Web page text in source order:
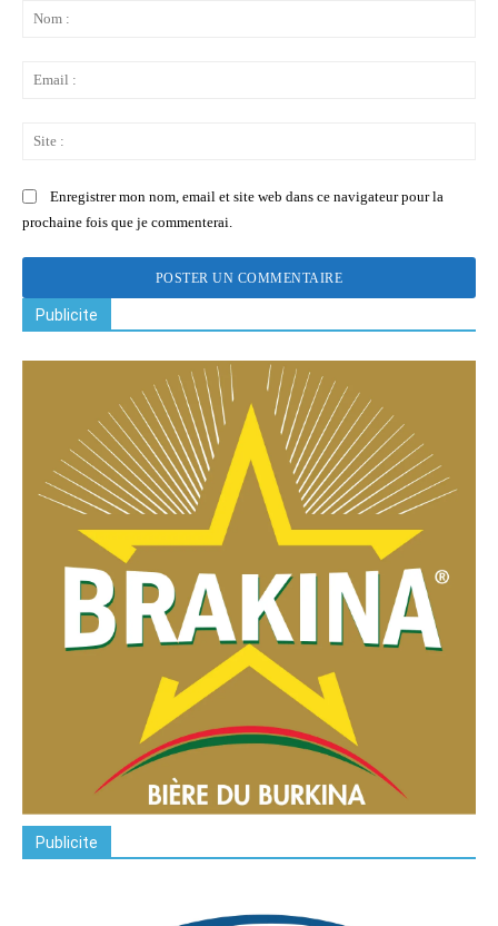
Enregistrer mon nom, email et site web dans ce navigateur pour la
prochaine fois que je commenterai.
Publicite
Publicite